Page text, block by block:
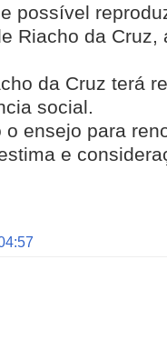
possível
Riacho da Cruz,
da Cruz terá
social.
o ensejo para
e